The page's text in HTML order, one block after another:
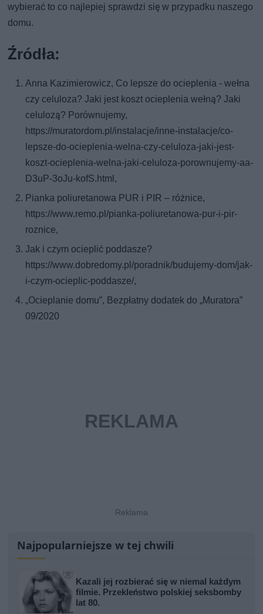
wybierać to co najlepiej sprawdzi się w przypadku naszego
domu.
Źródła:
Anna Kazimierowicz, Co lepsze do ocieplenia - wełna
czy celuloza? Jaki jest koszt ocieplenia wełną? Jaki
celulozą? Porównujemy,
https://muratordom.pl/instalacje/inne-instalacje/co-
lepsze-do-ocieplenia-welna-czy-celuloza-jaki-jest-
koszt-ocieplenia-welna-jaki-celuloza-porownujemy-aa-
D3uP-3oJu-kofS.html,
Pianka poliuretanowa PUR i PIR – różnice,
https://www.remo.pl/pianka-poliuretanowa-pur-i-pir-
roznice,
Jak i czym ocieplić poddasze?
https://www.dobredomy.pl/poradnik/budujemy-dom/jak-
i-czym-ocieplic-poddasze/,
„Ocieplanie domu”, Bezpłatny dodatek do „Muratora”
09/2020
Najpopularniejsze w tej chwili
Kazali jej rozbierać się w niemal każdym
filmie. Przekleństwo polskiej seksbomby
lat 80.